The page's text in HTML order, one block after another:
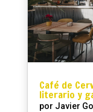
Café de
literario y
por Javier